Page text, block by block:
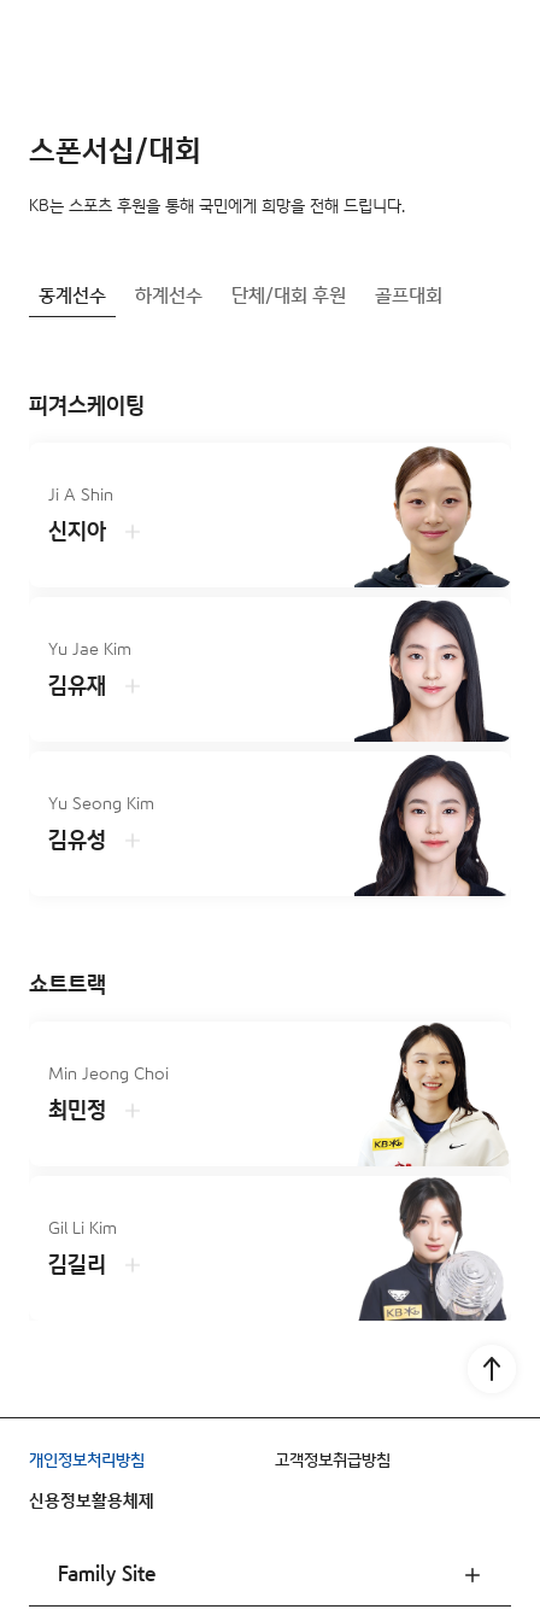
Go
스폰서십/대회
KB는 스포츠 후원을 통해 국민에게 희망을 전해 드립니다.
동계선수 하계선수 단체/대회 후원 골프대회
피겨스케이팅
Ji A Shin
신지아
Yu Jae Kim
김유재
Yu Seong Kim
김유성
쇼트트랙
Min Jeong Choi
최민정
Gil Li Kim
김길리
개인정보처리방침
고객정보취급방침
신용정보활용체제
Family Site